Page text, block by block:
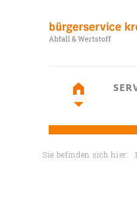
Sie befinden sich hier: